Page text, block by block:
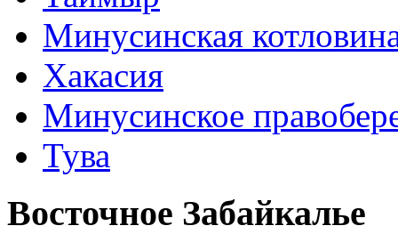
Минусинская
Хакасия
Минусинское
Тува
Восточное Забайкалье